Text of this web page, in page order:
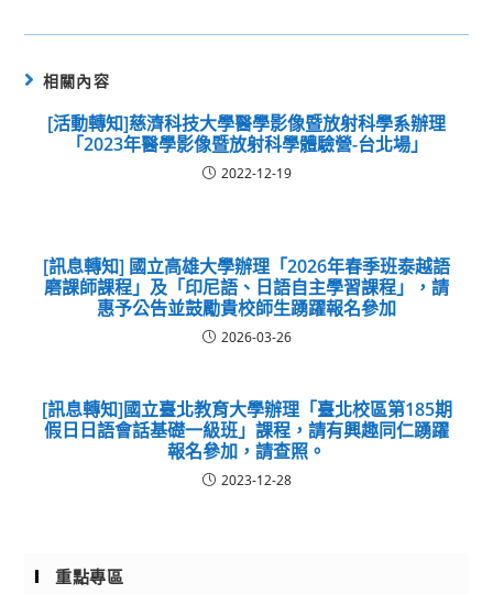
相關內容
[活動轉知]慈濟科技大學醫學影像暨放射科學系辦理
「2023年醫學影像暨放射科學體驗營-台北場」
2022-12-19
[訊息轉知] 國立高雄大學辦理「2026年春季班泰越語
磨課師課程」及「印尼語、日語自主學習課程」，請
惠予公告並鼓勵貴校師生踴躍報名參加
2026-03-26
[訊息轉知]國立臺北教育大學辦理「臺北校區第185期
假日日語會話基礎一級班」課程，請有興趣同仁踴躍
報名參加，請查照。
2023-12-28
重點專區